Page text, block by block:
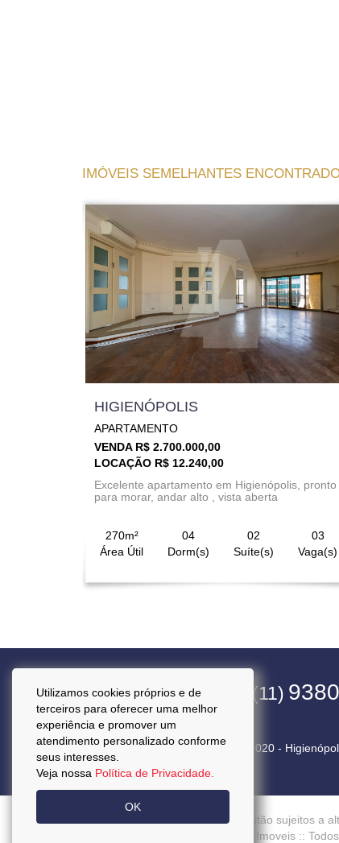
Utilizamos cookies próprios e de
terceiros para oferecer uma melhor
experiência e promover um
atendimento personalizado conforme
seus interesses.
Veja nossa Política de Privacidade.
OK
IMÓVEIS SEMELHANTES
HIGIENÓPOLIS
APARTAMENTO
VENDA R$ 2.700.000,00
LOCAÇÃO R$ 12.240,00
Excelente apartamento em Higienópolis, pronto
para morar, andar alto , vista aberta
270m²
Área Útil
04
Dorm(s)
02
Suíte(s)
03
Vaga(s)
(11)4563-1800 (11)
Rua Pará, 50 Cj. 92 - CEP 01243-020 -
Preços mencionados neste site estão sujeitos a
Copyright © 2026 - Kasa Prestige Imoveis ::